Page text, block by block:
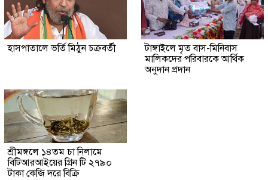
হাসপাতালে ভর্তি মিঠুন চক্রবর্তী
টাঙ্গাইলে মৃত বাস-মিনিবাস
মালিকদের পরিবারকে আর্থিক
অনুদান প্রদান
শ্রীমঙ্গলে ১৪তম চা নিলামে
বিটিআরআইয়ের গ্রিন টি ২৭৯০
টাকা কেজি দরে বিক্রি